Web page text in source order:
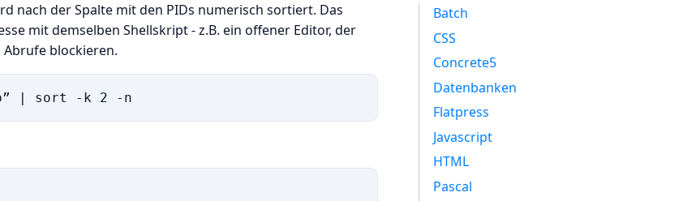
nach der Spalte mit den PIDs numerisch sortiert. Das
mit demselben Shellskript - z.B. ein offener Editor, der
blockieren.
Batch
CSS
Concrete5
Datenbanken
Flatpress
Javascript
HTML
Pascal